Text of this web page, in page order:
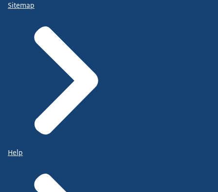
Sitemap
Help